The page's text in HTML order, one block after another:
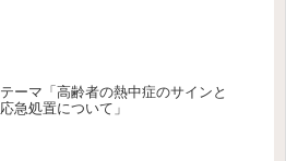
テーマ「高齢者の熱中症のサインと
応急処置について」